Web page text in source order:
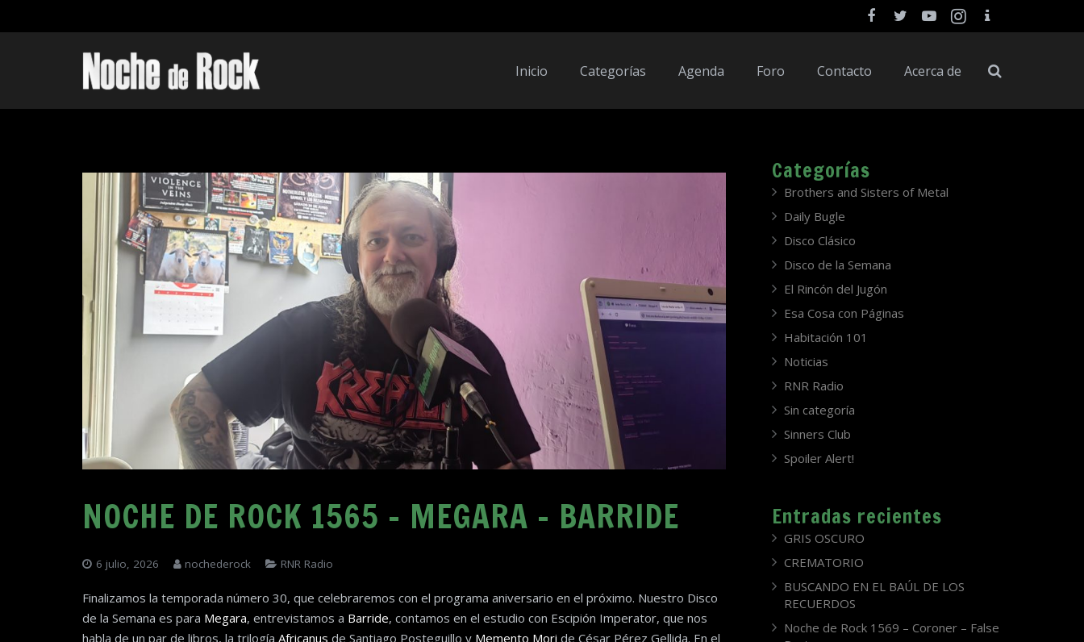
Inicio Categorías Agenda Foro Contacto Acerca de
NOCHE DE ROCK 1565 – MEGARA – BARRIDE
6 julio, 2026 nochederock RNR Radio
Finalizamos la temporada número 30, que celebraremos con el programa aniversario en el próximo. Nuestro Disco
de la Semana es para Megara, entrevistamos a Barride, contamos en el estudio con Escipión Imperator, que nos
habla de un par de libros, la trilogía Africanus de Santiago Posteguillo y Memento Mori de César Pérez Gellida. En el
Categorías
Brothers and Sisters of Metal
Daily Bugle
Disco Clásico
Disco de la Semana
El Rincón del Jugón
Esa Cosa con Páginas
Habitación 101
Noticias
RNR Radio
Sin categoría
Sinners Club
Spoiler Alert!
Entradas recientes
GRIS OSCURO
CREMATORIO
BUSCANDO EN EL BAÚL DE LOS
RECUERDOS
Noche de Rock 1569 – Coroner – False